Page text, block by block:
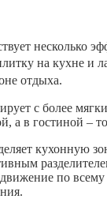
несколько
на кухне и
отдыха.
с более
а в гостиной –
кухонную
по